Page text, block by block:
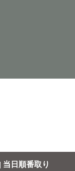
当日順番取り